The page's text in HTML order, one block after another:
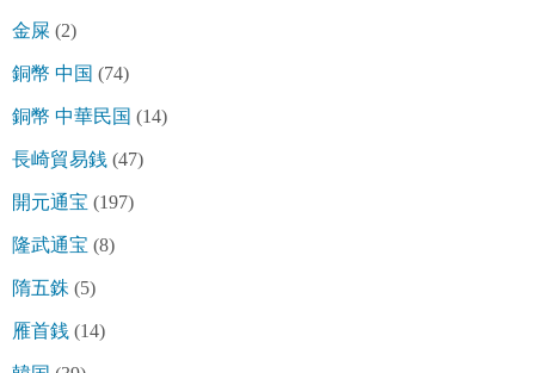
金屎 (2)
銅幣 中国 (74)
銅幣 中華民国 (14)
長崎貿易銭 (47)
開元通宝 (197)
隆武通宝 (8)
隋五銖 (5)
雁首銭 (14)